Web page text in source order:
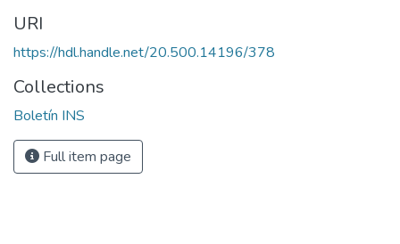
URI
https://hdl.handle.net/20.500.14196/378
Collections
Boletín INS
Full item page